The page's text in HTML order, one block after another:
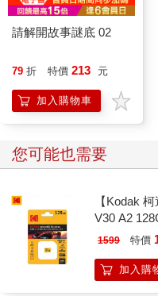
請解開故事謎底 02
79 折 特價 213 元
加入購物車
您可能也需要
【Kodak
V30 A2
版
1599 特價
加入購